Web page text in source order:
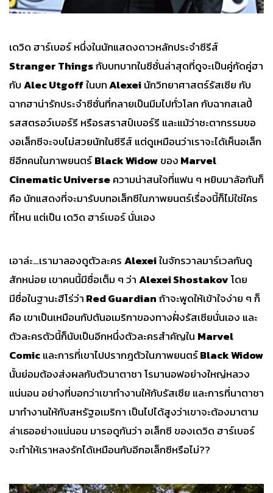
เดวิด ฮาร์เบอร์ หนึ่งในนักแสดงดาวหลักประจำซีรีส์
Stranger Thingsกับบทบาทในซีซั่นล่าสุดที่ดูจะเป็นคู่กัดคู่ฮา
กับAlec UtgoffในบทAlexeiนักวิทยาศาสตร์รัสเซีย กับ
ฉากฮาน่ารักประจำซีซั่นที่กลายเป็นมีมไปทั่วโลก กับฉากสเลปี้
รสสตรอว์เบอร์รี หรือรสราสป์เบอร์รี และแม้ว่าชะตากรรมขอ
งอเล็กซีจะจบไม่สวยนักในซีรีส์ แต่ดูเหมือนว่าเราจะได้เห็นอเล็ก
ซีอีกคนในภาพยนตร์Black WidowของMarvel
Cinematic Universeความน่าสนใจที่แฟน ๆ หยิบมาล้อกันก็
คือ นักแสดงที่จะมารับบทอเล็กซีในภาพยนตร์เรื่องนี้ก็ไม่ใช่ใคร
ที่ไหน แต่เป็น เดวิด ฮาร์เบอร์ นั่นเอง
เอาล่ะ…เรามาลองดูตัวละครAlexeiในจักรวาลมาร์เวลกันดู
สักหน่อย เขาคนนี้มีชื่อเต็ม ๆ ว่าAlexei Shostakovโดย
มีชื่อในฐานะฮีโร่ว่าRed Guardianถ้าจะพูดให้เข้าใจง่าย ๆ ก็
คือ เขาเป็นเหมือนกัปตันอเมริกาของทางฝั่งรัสเซียนั่นเอง และ
ตัวละครตัวนี้ก็นับเป็นอีกหนึ่งตัวละครสำคัญใน Marvel
Comicและการที่เขาไปปรากฎตัวในภาพยนตร์Black Widow
นั้นย่อมต้องส่งผลกับตัวนาตาชา โรมานอฟอย่างใหญ่หลวง
แน่นอน อย่างที่บอกว่าเขาทำงานให้กับรัสเซีย และการที่นาตาชา
มาทำงานให้กับสหรัฐอเมริกา เป็นไปได้สูงว่าเขาจะต้องมาตาม
ล่าเธออย่างแน่นอน มารอดูกันว่า อเล็กซี ของเดวิด ฮาร์เบอร์
จะทำให้เราหลงรักได้เหมือนกับอีกอเล็กซีหรือไม่??